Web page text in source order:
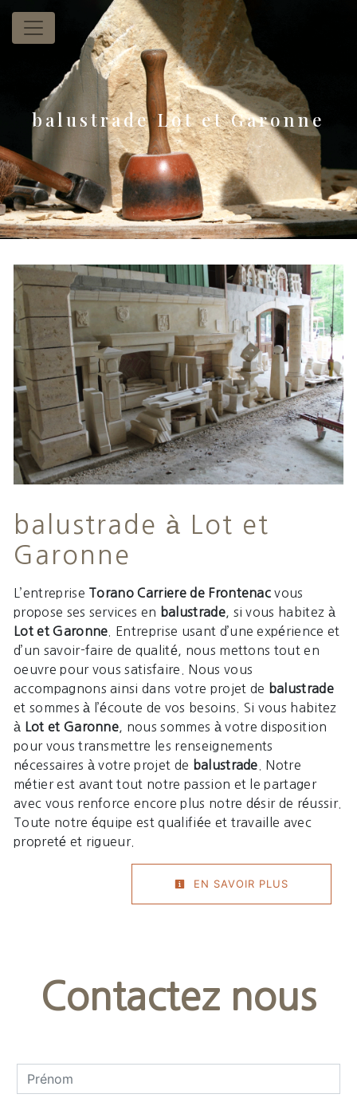
Panneau de gestion des cookies
balustrade Lot et Garonne
balustrade à Lot et
Garonne
L’entreprise Torano Carriere de Frontenac vous
propose ses services en balustrade, si vous habitez à
Lot et Garonne . Entreprise usant d’une expérience et
d’un savoir-faire de qualité, nous mettons tout en
oeuvre pour vous satisfaire. Nous vous
accompagnons ainsi dans votre projet de balustrade
et sommes à l’écoute de vos besoins. Si vous habitez
à
Lot et Garonne , nous sommes à votre disposition
pour vous transmettre les renseignements
nécessaires à votre projet de balustrade . Notre
métier est avant tout notre passion et le partager
avec vous renforce encore plus notre désir de réussir.
Toute notre équipe est qualifiée et travaille avec
propreté et rigueur.
EN SAVOIR PLUS
Contactez nous